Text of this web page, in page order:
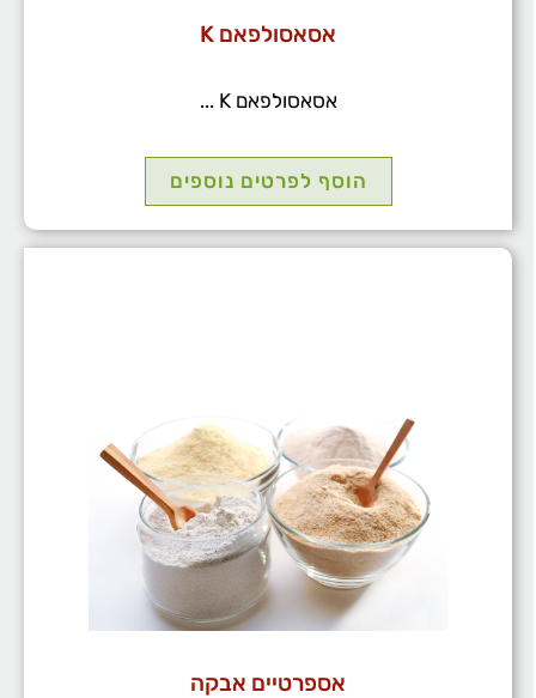
אסאסולפאם K
אסאסולפאם K ...
הוסף לפרטים נוספים
אספרטיים אבקה